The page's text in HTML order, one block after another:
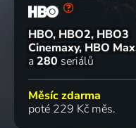
HBO, HBO2, HBO3
Cinemaxy, HBO Max
a 280 seriálů
Měsíc zdarma
poté 229 Kč měs.